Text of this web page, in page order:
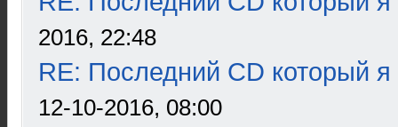
2016, 22:48
RE: Последний CD который я
12-10-2016, 08:00